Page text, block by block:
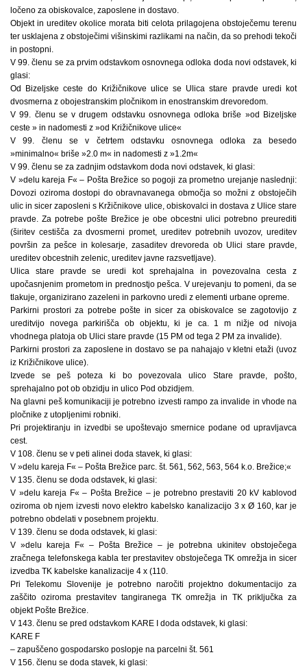
ločeno za obiskovalce, zaposlene in dostavo.
Objekt in ureditev okolice morata biti celota prilagojena obstoječemu terenu
ter usklajena z obstoječimi višinskimi razlikami na način, da so prehodi tekoči
in postopni.
V 99. členu se za prvim odstavkom osnovnega odloka doda novi odstavek, ki
glasi:
Od Bizeljske ceste do Križičnikove ulice se Ulica stare pravde uredi kot
dvosmerna z obojestranskim pločnikom in enostranskim drevoredom.
V 99. členu se v drugem odstavku osnovnega odloka briše »od Bizeljske
ceste » in nadomesti z »od Križičnikove ulice«
V 99. členu se v četrtem odstavku osnovnega odloka za besedo
»minimalno« briše »2.0 m« in nadomesti z »1.2m«
V 99. členu se za zadnjim odstavkom doda novi odstavek, ki glasi:
V »delu kareja F« – Pošta Brežice so pogoji za prometno urejanje naslednji:
Dovozi oziroma dostopi do obravnavanega območja so možni z obstoječih
ulic in sicer zaposleni s Kržičnikove ulice, obiskovalci in dostava z Ulice stare
pravde. Za potrebe pošte Brežice je obe obcestni ulici potrebno preurediti
(širitev cestišča za dvosmerni promet, ureditev potrebnih uvozov, ureditev
površin za pešce in kolesarje, zasaditev drevoreda ob Ulici stare pravde,
ureditev obcestnih zelenic, ureditev javne razsvetljave).
Ulica stare pravde se uredi kot sprehajalna in povezovalna cesta z
upočasnjenim prometom in prednostjo pešca. V urejevanju to pomeni, da se
tlakuje, organizirano zazeleni in parkovno uredi z elementi urbane opreme.
Parkirni prostori za potrebe pošte in sicer za obiskovalce se zagotovijo z
ureditvijo novega parkirišča ob objektu, ki je ca. 1 m nižje od nivoja
vhodnega platoja ob Ulici stare pravde (15 PM od tega 2 PM za invalide).
Parkirni prostori za zaposlene in dostavo se pa nahajajo v kletni etaži (uvoz
iz Križičnikove ulice).
Izvede se peš poteza ki bo povezovala ulico Stare pravde, pošto,
sprehajalno pot ob obzidju in ulico Pod obzidjem.
Na glavni peš komunikaciji je potrebno izvesti rampo za invalide in vhode na
pločnike z utopljenimi robniki.
Pri projektiranju in izvedbi se upoštevajo smernice podane od upravljavca
cest.
V 108. členu se v peti alinei doda stavek, ki glasi:
V »delu kareja F« – Pošta Brežice parc. št. 561, 562, 563, 564 k.o. Brežice;«
V 135. členu se doda odstavek, ki glasi:
V »delu kareja F« – Pošta Brežice – je potrebno prestaviti 20 kV kablovod
oziroma ob njem izvesti novo elektro kabelsko kanalizacijo 3 x Ø 160, kar je
potrebno obdelati v posebnem projektu.
V 139. členu se doda odstavek, ki glasi:
V »delu kareja F« – Pošta Brežice – je potrebna ukinitev obstoječega
zračnega telefonskega kabla ter prestavitev obstoječega TK omrežja in sicer
izvedba TK kabelske kanalizacije 4 x (110.
Pri Telekomu Slovenije je potrebno naročiti projektno dokumentacijo za
zaščito oziroma prestavitev tangiranega TK omrežja in TK priključka za
objekt Pošte Brežice.
V 143. členu se pred odstavkom KARE I doda odstavek, ki glasi:
KARE F
– zapuščeno gospodarsko poslopje na parcelni št. 561
V 156. členu se doda stavek, ki glasi: